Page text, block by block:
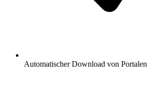
Automatischer Download von Portalen